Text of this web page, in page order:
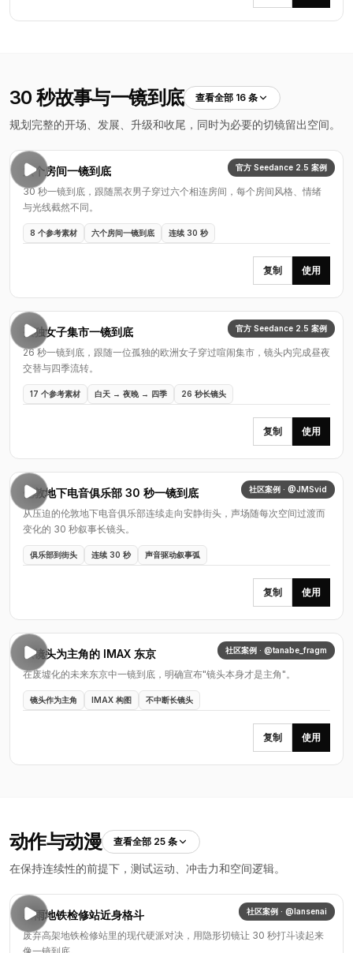
30 秒故事与一镜到底 查看全部 16 条
规划完整的开场、发展、升级和收尾，同时为必要的切镜留出空间。
官方 Seedance 2.5 案例
六个房间一镜到底
30 秒一镜到底，跟随黑衣男子穿过六个相连房间，每个房间风格、情绪
与光线截然不同。
8 个参考素材 六个房间一镜到底 连续 30 秒
复制 使用
官方 Seedance 2.5 案例
孤独女子集市一镜到底
26 秒一镜到底，跟随一位孤独的欧洲女子穿过喧闹集市，镜头内完成昼夜
交替与四季流转。
17 个参考素材 白天 → 夜晚 → 四季 26 秒长镜头
复制 使用
社区案例 · @JMSvid
伦敦地下电音俱乐部 30 秒一镜到底
从压迫的伦敦地下电音俱乐部连续走向安静街头，声场随每次空间过渡而
变化的 30 秒叙事长镜头。
俱乐部到街头 连续 30 秒 声音驱动叙事弧
复制 使用
社区案例 · @tanabe_fragm
以镜头为主角的 IMAX 东京
在废墟化的未来东京中一镜到底，明确宣布"镜头本身才是主角"。
镜头作为主角 IMAX 构图 不中断长镜头
复制 使用
动作与动漫 查看全部 25 条
在保持连续性的前提下，测试运动、冲击力和空间逻辑。
社区案例 · @lansenai
暴雨地铁检修站近身格斗
废弃高架地铁检修站里的现代硬派对决，用隐形切镜让 30 秒打斗读起来